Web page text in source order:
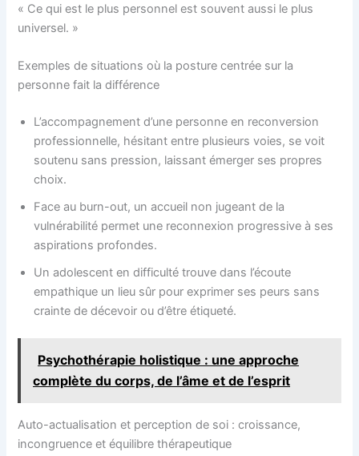
« Ce qui est le plus personnel est souvent aussi le plus
universel. »
Exemples de situations où la posture centrée sur la
personne fait la différence
L’accompagnement d’une personne en reconversion
professionnelle, hésitant entre plusieurs voies, se voit
soutenu sans pression, laissant émerger ses propres
choix.
Face au burn-out, un accueil non jugeant de la
vulnérabilité permet une reconnexion progressive à ses
aspirations profondes.
Un adolescent en difficulté trouve dans l’écoute
empathique un lieu sûr pour exprimer ses peurs sans
crainte de décevoir ou d’être étiqueté.
Psychothérapie holistique : une approche
complète du corps, de l’âme et de l’esprit
Auto-actualisation et perception de soi : croissance,
incongruence et équilibre thérapeutique